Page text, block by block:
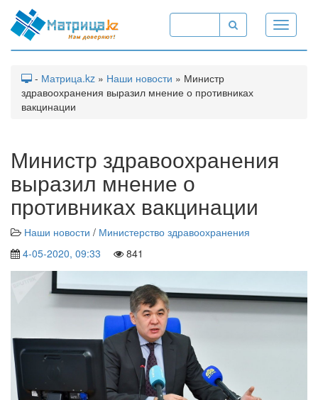
Toggle
- Матрица.kz » Наши новости » Министр
здравоохранения выразил мнение о противниках
вакцинации
Министр здравоохранения
выразил мнение о
противниках вакцинации
Наши новости / Министерство здравоохранения
4-05-2020, 09:33
841